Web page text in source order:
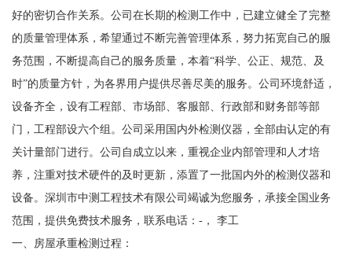
好的密切合作关系。公司在长期的检测工作中，已建立健全了完整
的质量管理体系，希望通过不断完善管理体系，努力拓宽自己的服
务范围，不断提高自己的服务质量，本着“科学、公正、规范、及
时”的质量方针，为各界用户提供尽善尽美的服务。公司环境舒适，
设备齐全，设有工程部、市场部、客服部、行政部和财务部等部
门，工程部设六个组。公司采用国内外检测仪器，全部由认定的有
关计量部门进行。公司自成立以来，重视企业内部管理和人才培
养，注重对技术硬件的及时更新，添置了一批国内外的检测仪器和
设备。深圳市中测工程技术有限公司竭诚为您服务，承接全国业务
范围，提供免费技术服务，联系电话：-， 李工
一、房屋承重检测过程：